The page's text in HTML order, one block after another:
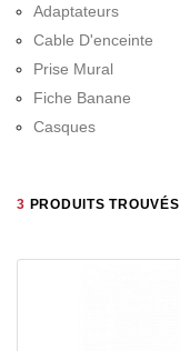
Adaptateurs
Cable D'enceinte
Prise Mural
Fiche Banane
Casques
3 PRODUITS TROUVÉS